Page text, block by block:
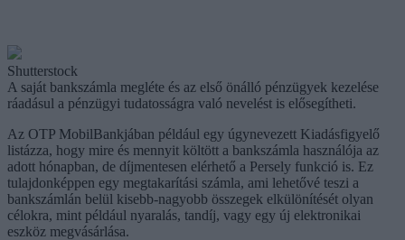
Shutterstock
A saját bankszámla megléte és az első önálló pénzügyek kezelése
ráadásul a pénzügyi tudatosságra való nevelést is elősegítheti.
Az OTP MobilBankjában például egy úgynevezett Kiadásfigyelő
listázza, hogy mire és mennyit költött a bankszámla használója az
adott hónapban, de díjmentesen elérhető a Persely funkció is. Ez
tulajdonképpen egy megtakarítási számla, ami lehetővé teszi a
bankszámlán belül kisebb-nagyobb összegek elkülönítését olyan
célokra, mint például nyaralás, tandíj, vagy egy új elektronikai
eszköz megvásárlása.